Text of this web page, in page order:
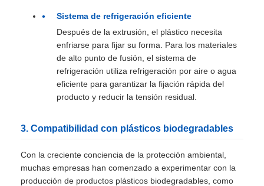
Sistema de refrigeración eficiente
Después de la extrusión, el plástico necesita
enfriarse para fijar su forma. Para los materiales
de alto punto de fusión, el sistema de
refrigeración utiliza refrigeración por aire o agua
eficiente para garantizar la fijación rápida del
producto y reducir la tensión residual.
3. Compatibilidad con plásticos biodegradables
Con la creciente conciencia de la protección ambiental,
muchas empresas han comenzado a experimentar con la
producción de productos plásticos biodegradables, como